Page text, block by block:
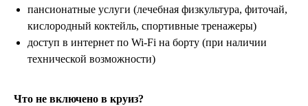
пансионатные услуги (лечебная физкультура, фиточай,
кислородный коктейль, спортивные тренажеры)
доступ в интернет по Wi-Fi на борту (при наличии
технической возможности)
Что не включено в круиз?
ООО «ЛетайОтдыхай»